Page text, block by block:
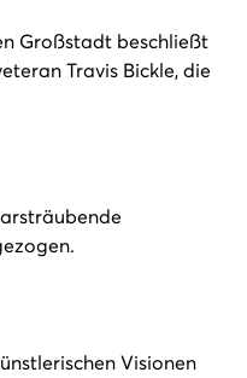
Großstadt beschließt
Travis Bickle, die
Visionen